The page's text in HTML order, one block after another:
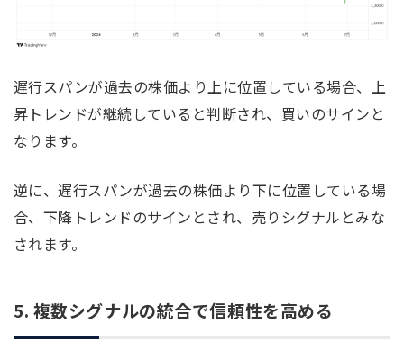
遅行スパンが過去の株価より上に位置している場合、上
昇トレンドが継続していると判断され、買いのサインと
なります。
逆に、遅行スパンが過去の株価より下に位置している場
合、下降トレンドのサインとされ、売りシグナルとみな
されます。
5. 複数シグナルの統合で信頼性を高める